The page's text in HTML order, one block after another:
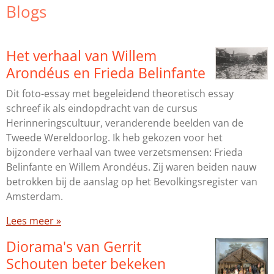
Blogs
Het verhaal van Willem
Arondéus en Frieda Belinfante
Dit foto-essay met begeleidend theoretisch essay
schreef ik als eindopdracht van de cursus
Herinneringscultuur, veranderende beelden van de
Tweede Wereldoorlog. Ik heb gekozen voor het
bijzondere verhaal van twee verzetsmensen: Frieda
Belinfante en Willem Arondéus. Zij waren beiden nauw
betrokken bij de aanslag op het Bevolkingsregister van
Amsterdam.
Lees meer »
Diorama's van Gerrit
Schouten beter bekeken